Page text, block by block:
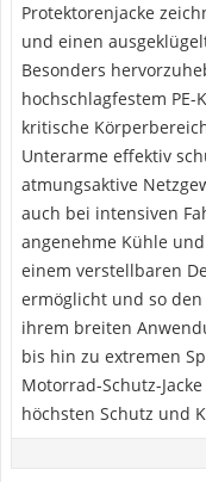
Protektorenjacke
und einen
Besonders
hochschlagfestem
kritische
Unterarme effektiv
atmungsaktive
auch bei intensiven
angenehme Kühle
einem verstellbaren
ermöglicht und so
ihrem breiten
bis hin zu extremen
Motorrad-Schutz-
höchsten Schutz und